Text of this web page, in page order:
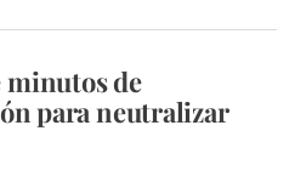
minutos de
para neutralizar